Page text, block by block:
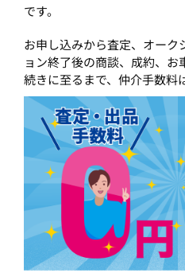
です。
お申し込みから査定、オーク
ョン終了後の商談、成約、
続きに至るまで、仲介手数料